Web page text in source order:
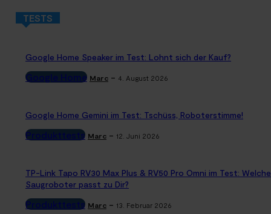
TESTS
Google Home Speaker im Test: Lohnt sich der Kauf?
Google Home Marc - 4. August 2026
Google Home Gemini im Test: Tschüss, Roboterstimme!
Produkttests Marc - 12. Juni 2026
TP-Link Tapo RV30 Max Plus & RV50 Pro Omni im Test:
Saugroboter passt zu Dir?
Produkttests Marc - 13. Februar 2026